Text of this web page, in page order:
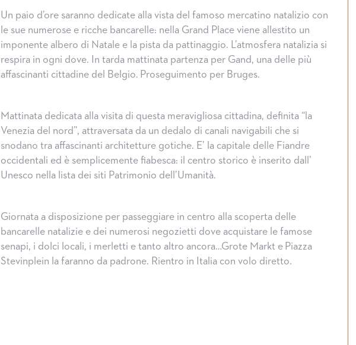
Un paio d’ore saranno dedicate alla vista del famoso mercatino natalizio con
le sue numerose e ricche bancarelle: nella Grand Place viene allestito un
imponente albero di Natale e la pista da pattinaggio. L’atmosfera natalizia si
respira in ogni dove. In tarda mattinata partenza per Gand, una delle più
affascinanti cittadine del Belgio. Proseguimento per Bruges.
Mattinata dedicata alla visita di questa meravigliosa cittadina, definita “la
Venezia del nord”, attraversata da un dedalo di canali navigabili che si
snodano tra affascinanti architetture gotiche. E’ la capitale delle Fiandre
occidentali ed è semplicemente fiabesca: il centro storico è inserito dall’
Unesco nella lista dei siti Patrimonio dell’Umanità.
Giornata a disposizione per passeggiare in centro alla scoperta delle
bancarelle natalizie e dei numerosi negozietti dove acquistare le famose
senapi, i dolci locali, i merletti e tanto altro ancora…Grote Markt e Piazza
Stevinplein la faranno da padrone. Rientro in Italia con volo diretto.